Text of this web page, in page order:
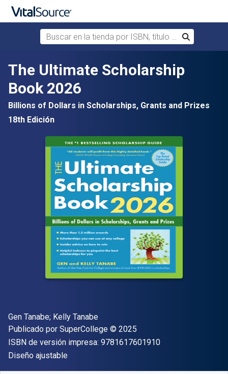
Saltar al contenido principal
Buscar en la tienda por ISBN, título o autor
Buscar
The Ultimate Scholarship
Book 2026
Billions of Dollars in Scholarships, Grants and Prizes
18th Edición
Autor(es)
Gen Tanabe; Kelly Tanabe
Editor
Publicado por SuperCollege Copyright
© 2025
ISBN de versión impresa: 9781617601910"ISBN-13
Formato
Diseño ajustable